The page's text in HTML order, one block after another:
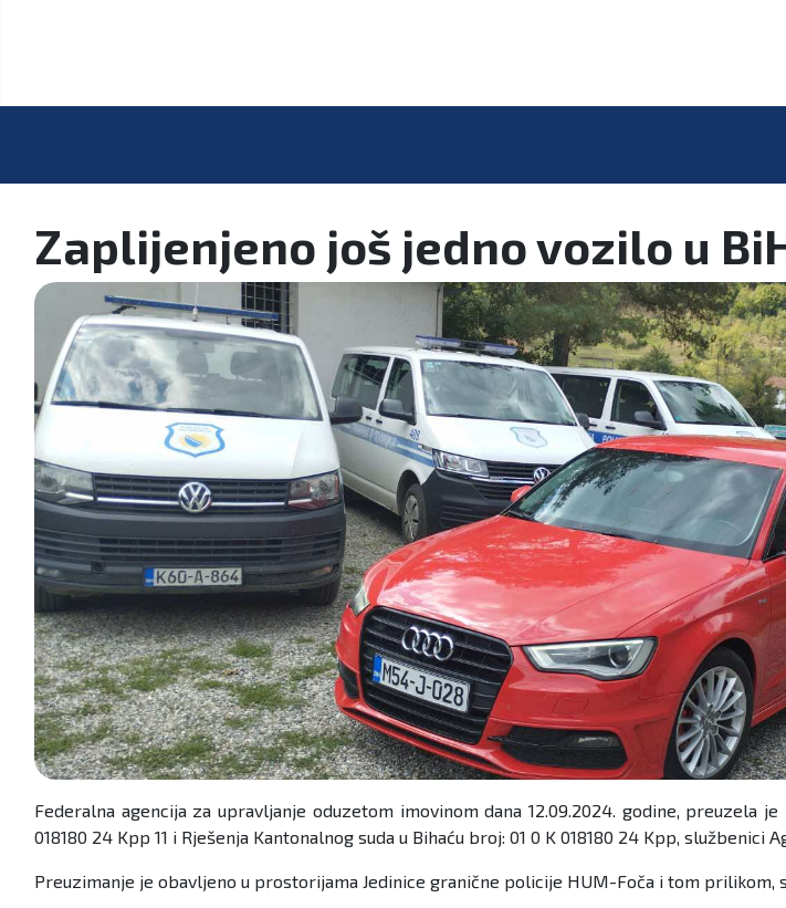
Zaplijenjeno još jedno vozilo u
Federalna agencija za upravljanje oduzetom imovinom dana 12.09.2024. godine,
018180 24 Kpp 11 i Rješenja Kantonalnog suda u Bihaću broj: 01 0 K 018180 24 Kpp,
Preuzimanje je obavljeno u prostorijama Jedinice granične policije HUM-Foča i tom